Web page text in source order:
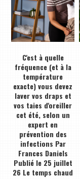
C'est à quelle
fréquence (et à la
température
exacte) vous devez
laver vos draps et
vos taies d'oreiller
cet été, selon un
expert en
prévention des
infections Par
Frances Daniels
Publié le 25 juillet
26 Le temps chaud